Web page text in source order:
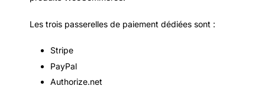
Les trois passerelles de paiement dédiées sont :
Stripe
PayPal
Authorize.net